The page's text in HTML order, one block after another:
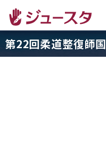
第22回柔道整復師